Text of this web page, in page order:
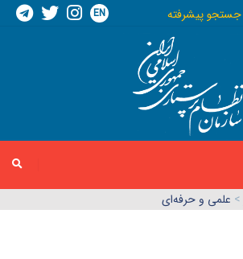
جستجو پیشرفته EN
> علمی و حرفه‌ای